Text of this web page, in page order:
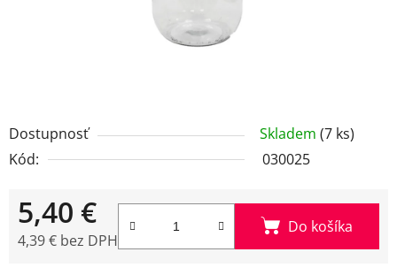
Dostupnosť Skladem (7 ks)
Kód:
030025
5,40 €
4,39 € bez DPH
Do košíka